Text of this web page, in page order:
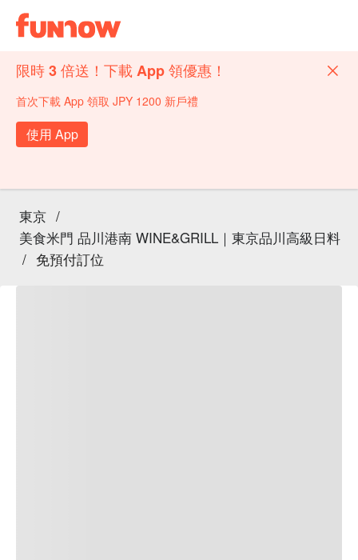
限時 3 倍送！下載 App 領優惠！
首次下載 App 領取 JPY 1200 新戶禮
使用 App
東京 /
美食米門 品川港南 WINE&GRILL｜東京品川高級日料
/ 免預付訂位